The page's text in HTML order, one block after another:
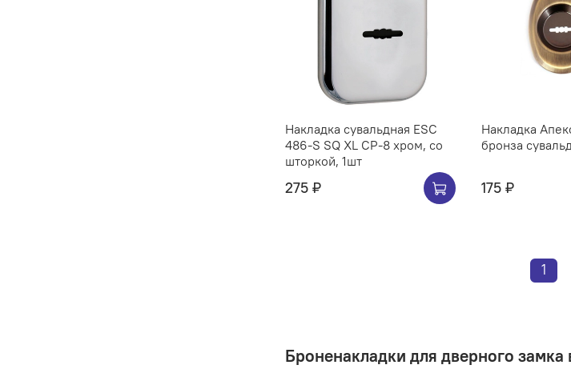
Накладка сувальдная ESC
486-S SQ XL CP-8 хром, со
шторкой, 1шт
275 ₽
Накладка
бронза
175 ₽
1
Броненакладки для дверного